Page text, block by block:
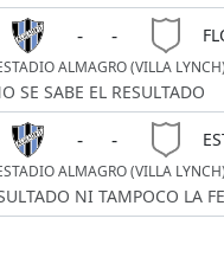
- -
ALMAGRO (VILLA LYNCH)
SE SABE EL RESULTADO
- -
ALMAGRO (VILLA LYNCH)
NI TAMPOCO LA